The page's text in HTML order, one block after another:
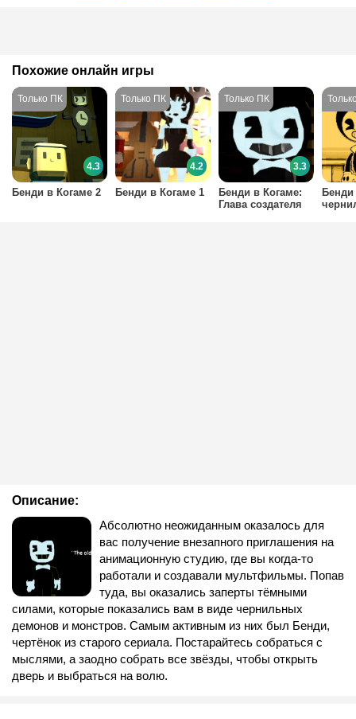
Описание:
Абсолютно неожиданным оказалось для
вас получение внезапного приглашения на
анимационную студию, где вы когда-то
работали и создавали мультфильмы. Попав
туда, вы оказались заперты тёмными
силами, которые показались вам в виде чернильных
демонов и монстров. Самым активным из них был Бенди,
чертёнок из старого сериала. Постарайтесь собраться с
мыслями, а заодно собрать все звёзды, чтобы открыть
дверь и выбраться на волю.
Похожие онлайн игры
Бенди в Когаме 2
4.3
Бенди в Когаме 1
4.2
Бенди в Когаме:
Глава создателя
3.3
Бенди